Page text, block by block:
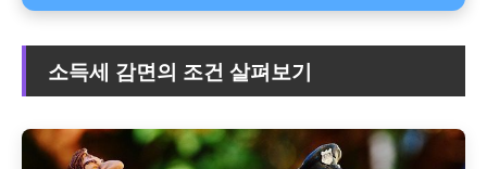
소득세 감면의 조건 살펴보기